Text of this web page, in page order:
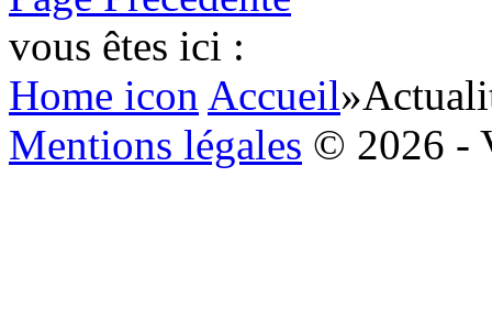
vous êtes ici :
Home icon Accueil»
Mentions légales © 2026 -